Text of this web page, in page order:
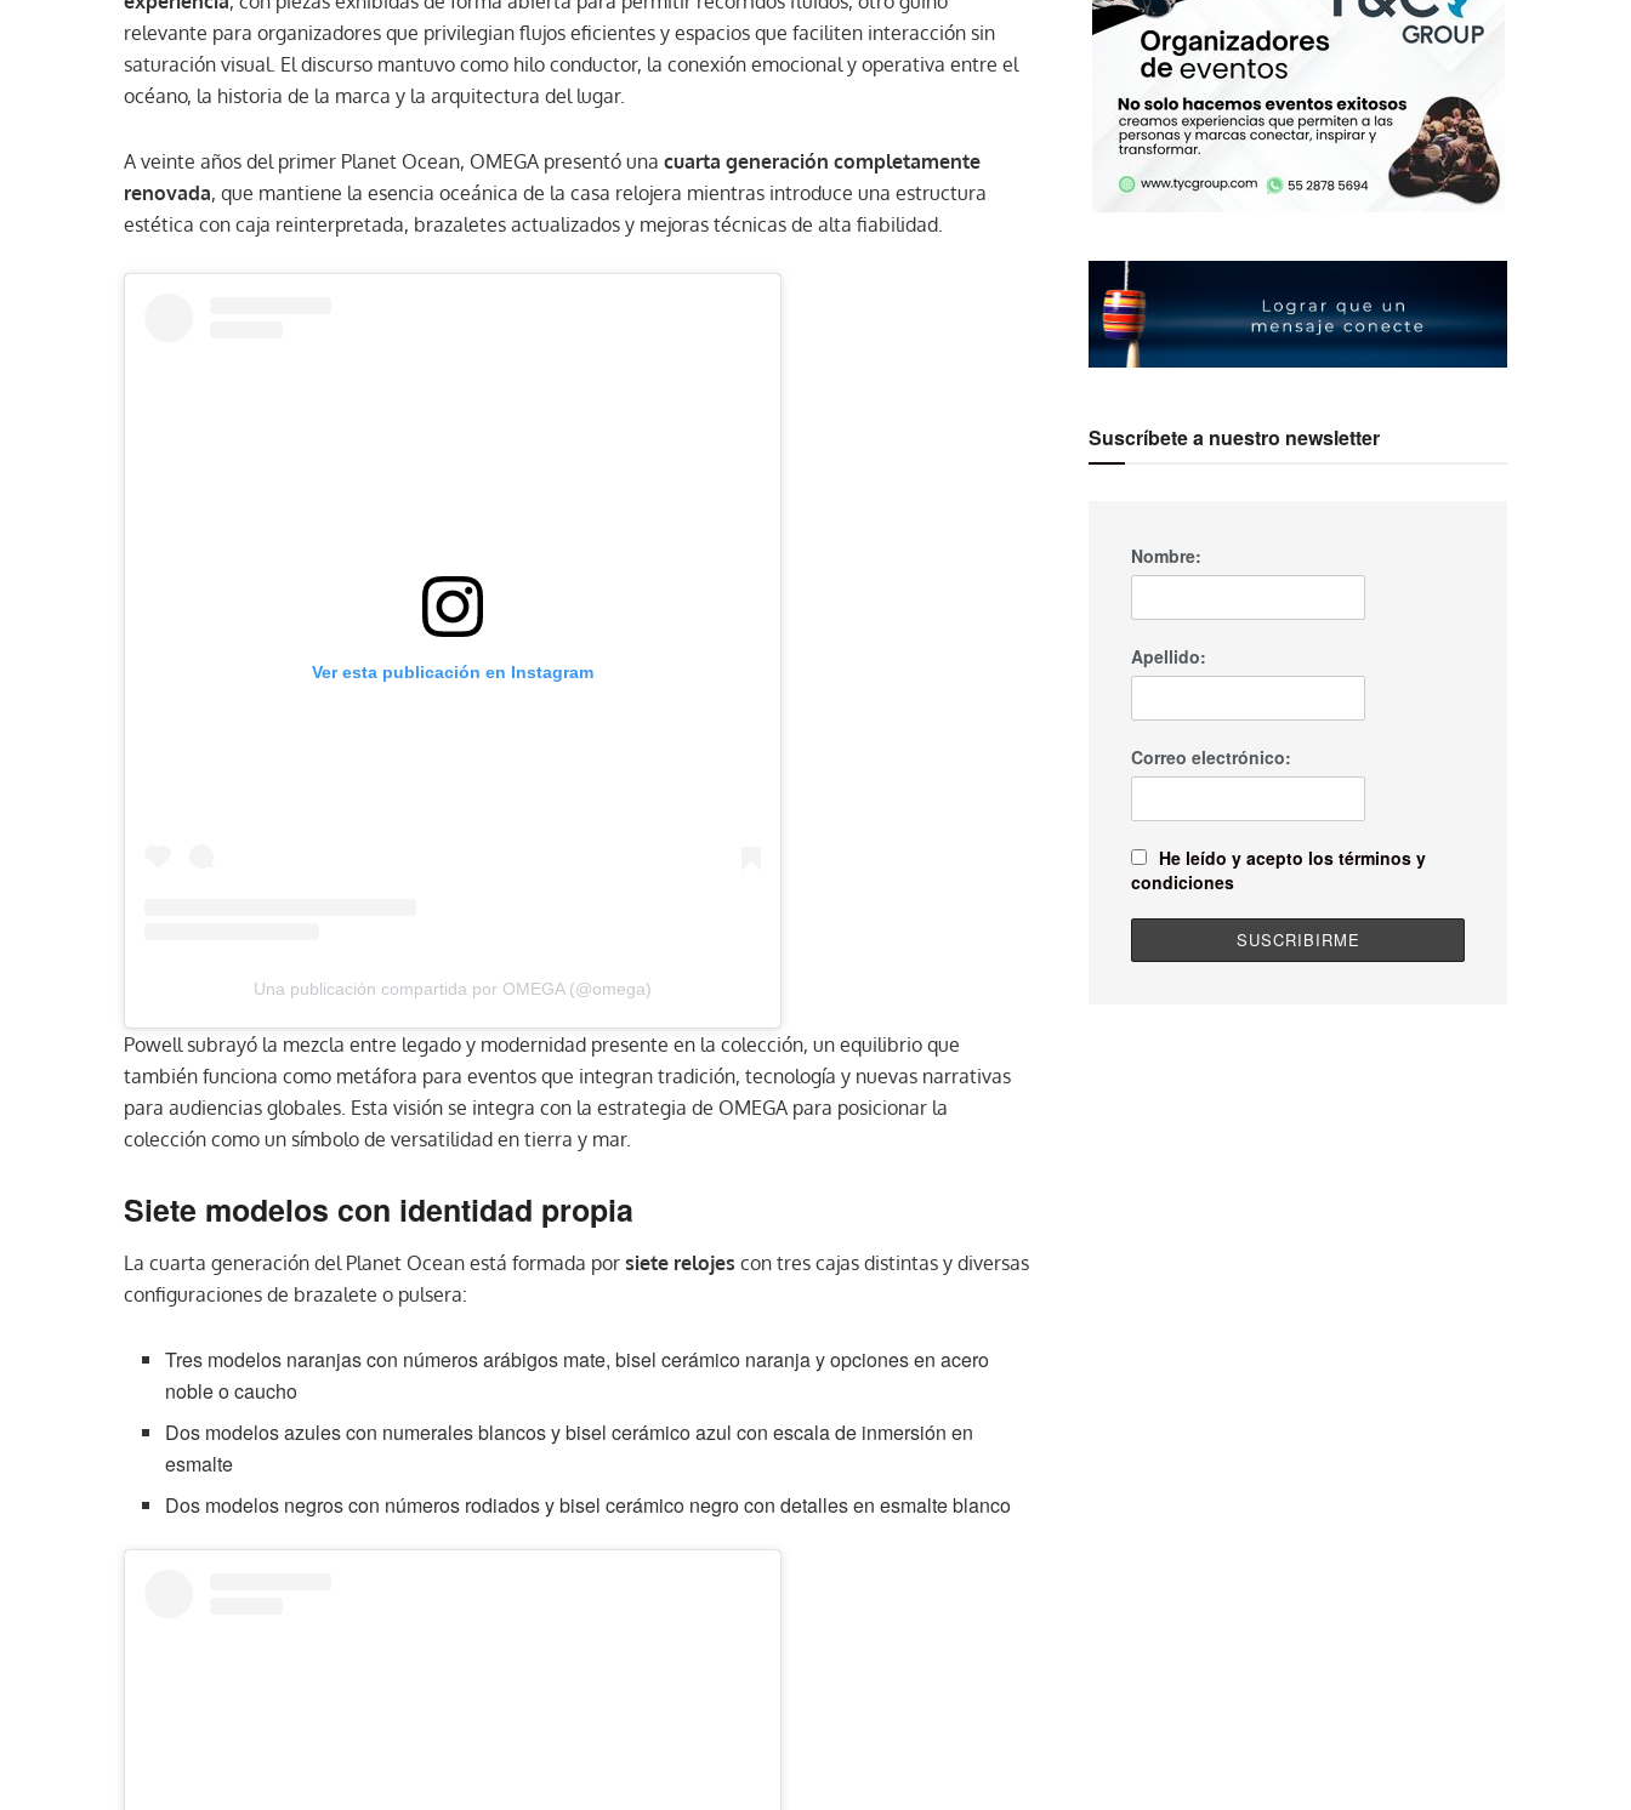
relevante para organizadores que privilegian flujos eficientes y espacios que faciliten interacción sin
saturación visual. El discurso mantuvo como hilo conductor, la conexión emocional y operativa entre el
océano, la historia de la marca y la arquitectura del lugar.
A veinte años del primer Planet Ocean, OMEGA presentó una cuarta generación completamente
renovada, que mantiene la esencia oceánica de la casa relojera mientras introduce una estructura
estética con caja reinterpretada, brazaletes actualizados y mejoras técnicas de alta fiabilidad.
Ver esta publicación en Instagram
Una publicación compartida por OMEGA (@omega)
Powell subrayó la mezcla entre legado y modernidad presente en la colección, un equilibrio que
también funciona como metáfora para eventos que integran tradición, tecnología y nuevas narrativas
para audiencias globales. Esta visión se integra con la estrategia de OMEGA para posicionar la
colección como un símbolo de versatilidad en tierra y mar.
Siete modelos con identidad propia
La cuarta generación del Planet Ocean está formada por siete relojes con tres cajas distintas y diversas
configuraciones de brazalete o pulsera:
Tres modelos naranjas con números arábigos mate, bisel cerámico naranja y opciones en acero
noble o caucho
Dos modelos azules con numerales blancos y bisel cerámico azul con escala de inmersión en
esmalte
Dos modelos negros con números rodiados y bisel cerámico negro con detalles en esmalte blanco
Suscríbete a nuestro newsletter
Nombre:
Apellido:
Correo electrónico:
He leído y acepto los términos y
condiciones